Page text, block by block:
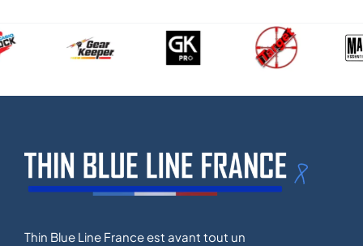
Thin Blue Line France est avant tout un